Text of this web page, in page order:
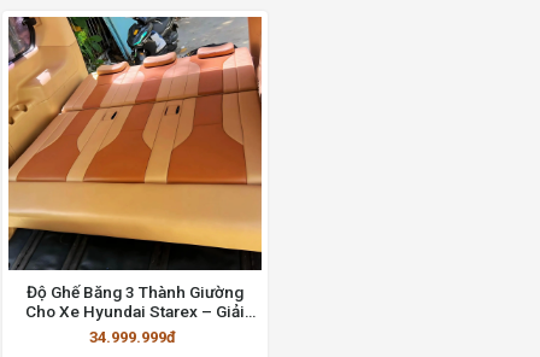
Độ Ghế Băng 3 Thành Giường
Cho Xe Hyundai Starex – Giải
Pháp Tiện Ích và Sang Trọng
34.999.999đ